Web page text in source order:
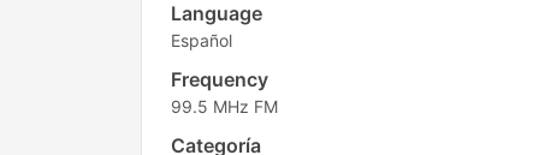
Language
Español
Frequency
99.5 MHz FM
Categoría